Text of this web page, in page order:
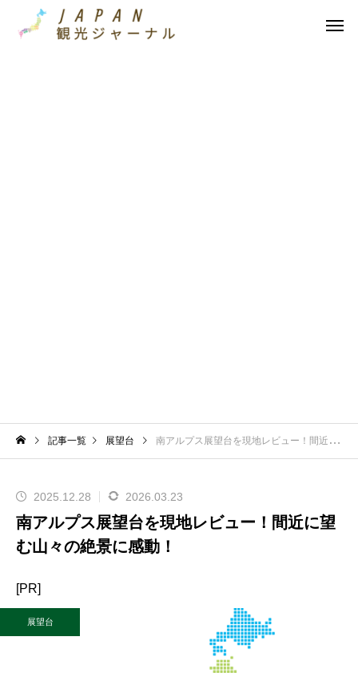
記事一覧 展望台 南アルプス展望台を現地レビュー！間近に望む山々の絶景に感動！
2025.12.28 2026.03.23
南アルプス展望台を現地レビュー！間近に望
む山々の絶景に感動！
[PR]
展望台